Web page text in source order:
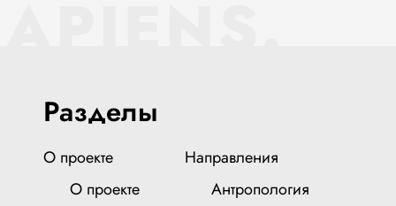
Разделы
О проекте
О проекте
Направления
Антропология